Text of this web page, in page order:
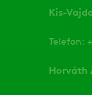
Kis-
Telefon:
Horváth